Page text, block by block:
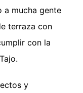
a mucha gente
terraza con
con la
y